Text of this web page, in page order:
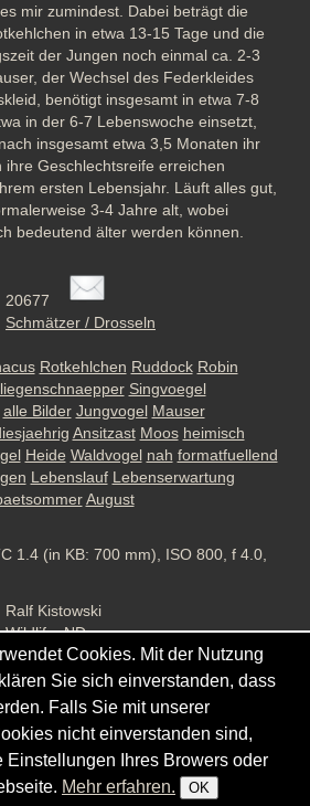
mir zumindest. Dabei beträgt die
in etwa 13-15 Tage und die
der Jungen noch einmal ca. 2-3
der Wechsel des Federkleides
benötigt insgesamt in etwa 7-8
in der 6-7 Lebenswoche einsetzt,
insgesamt etwa 3,5 Monaten ihr
ihre Geschlechtsreife erreichen
ersten Lebensjahr. Läuft alles gut,
3-4 Jahre alt, wobei
bedeutend älter werden können.
20677
Schmätzer / Drosseln
Rotkehlchen Ruddock Robin
Singvoegel
alle Bilder Jungvogel Mauser
Ansitzast Moos heimisch
Heide Waldvogel nah formatfuellend
Lebenslauf Lebenserwartung
August
1.4 (in KB: 700 mm), ISO 800, f 4.0,
Ralf Kistowski
Wildlife, ND
2956
- Gordana & Ralf Kistowski
Cookies. Mit der Nutzung
Sie sich einverstanden, dass
Falls Sie mit unserer
nicht einverstanden sind,
Einstellungen Ihres Browers oder
Mehr erfahren. OK